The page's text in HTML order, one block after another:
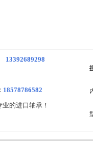
13392689298
18578786582
的进口轴承！